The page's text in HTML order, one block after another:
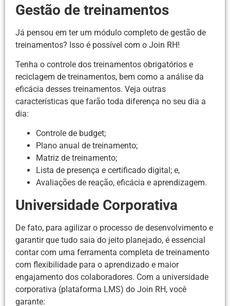
Gestão de treinamentos
Já pensou em ter um módulo completo de gestão de
treinamentos? Isso é possível com o Join RH!
Tenha o controle dos treinamentos obrigatórios e
reciclagem de treinamentos, bem como a análise da
eficácia desses treinamentos. Veja outras
características que farão toda diferença no seu dia a
dia:
Controle de budget;
Plano anual de treinamento;
Matriz de treinamento;
Lista de presença e certificado digital; e,
Avaliações de reação, eficácia e aprendizagem.
Universidade Corporativa
De fato, para agilizar o processo de desenvolvimento e
garantir que tudo saia do jeito planejado, é essencial
contar com uma ferramenta completa de treinamento
com flexibilidade para o aprendizado e maior
engajamento dos colaboradores. Com a universidade
corporativa (plataforma LMS) do Join RH, você
garante: